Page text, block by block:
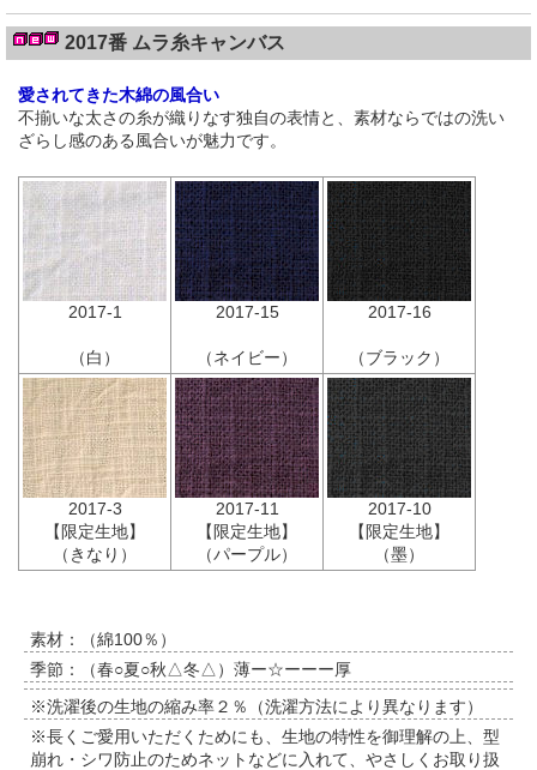
2017番 ムラ糸キャンバス
愛されてきた木綿の風合い
不揃いな太さの糸が織りなす独自の表情と、素材ならではの洗い
ざらし感のある風合いが魅力です。
2017-1
（白）
2017-15
（ネイビー）
2017-16
（ブラック）
2017-3
【限定生地】
（きなり）
2017-11
【限定生地】
（パープル）
2017-10
【限定生地】
（墨）
素材：（綿100％）
季節：（春○夏○秋△冬△）薄ー☆ーーー厚
※洗濯後の生地の縮み率２％（洗濯方法により異なります）
※長くご愛用いただくためにも、生地の特性を御理解の上、型
崩れ・シワ防止のためネットなどに入れて、やさしくお取り扱